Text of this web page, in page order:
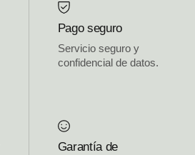
Pago seguro
Servicio seguro y
confidencial de datos.
Garantía de